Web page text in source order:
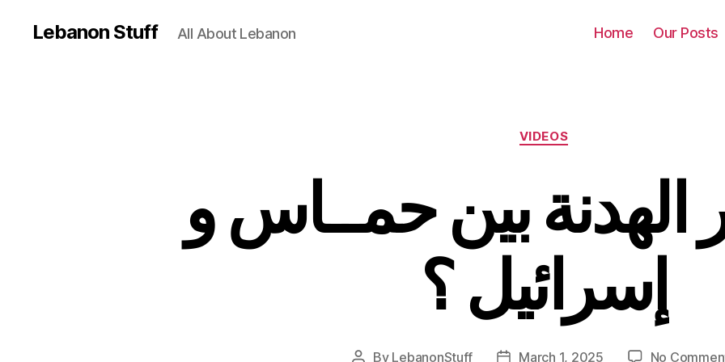
Lebanon Stuff All About Lebanon Home Our Posts
Categories
VIDEOS
الهدنة بين حمــاس و
إسرائيل ؟
Post
By LebanonStuff
PostMarch 1, 2025 No